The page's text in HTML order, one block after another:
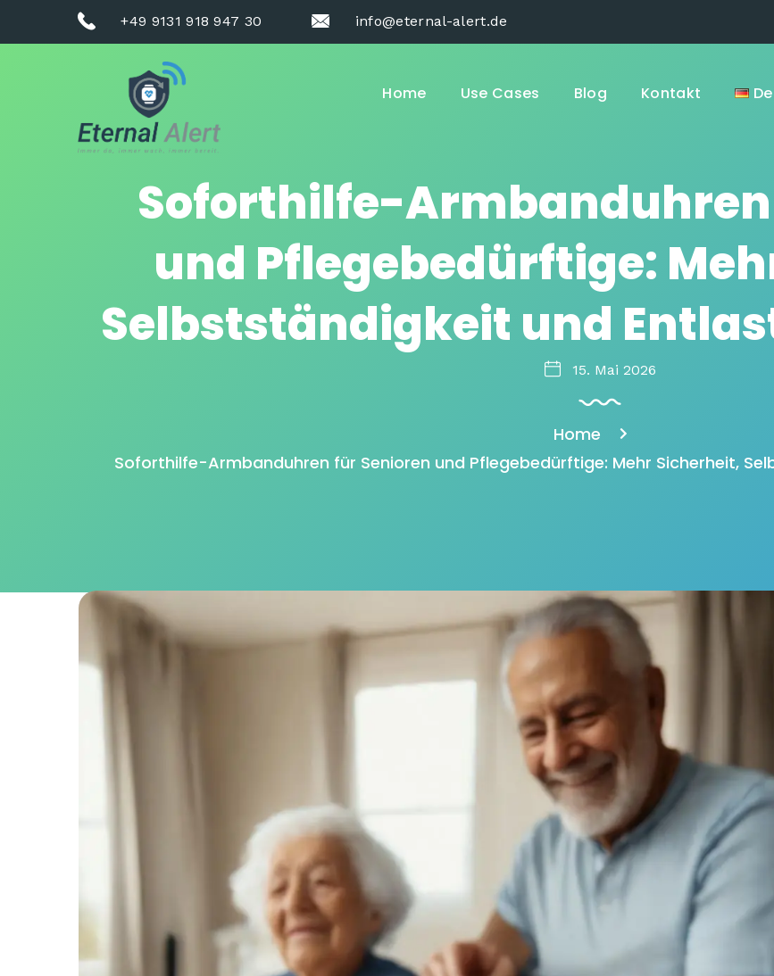
+49 9131 918 947 30 info@eternal-alert.de
Home Use Cases Blog Kontakt
Soforthilfe-Armbanduhren
und Pflegebedürftige:
Selbstständigkeit und
15. Mai 2026
Home
Soforthilfe-Armbanduhren für Senioren und Pflegebedürftige: Mehr Sicherheit,